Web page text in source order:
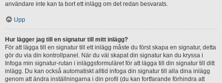
användare inte kan ta bort ett inlägg om det redan besvarats.
Upp
Hur lägger jag till en signatur till mitt inlägg?
För att lägga till en signatur till ett inlägg måste du först skapa en signatur, detta
gör du via din kontrollpanel. När du väl skapat din signatur kan du kryssa i
Infoga min signatur-rutan i inläggsformuläret för att lägga till din signatur till ditt
inlägg. Du kan också automatiskt alltid infoga din signatur till alla dina inlägg
genom att ändra inställningarna i din profil (du kan fortfarande förhindra att